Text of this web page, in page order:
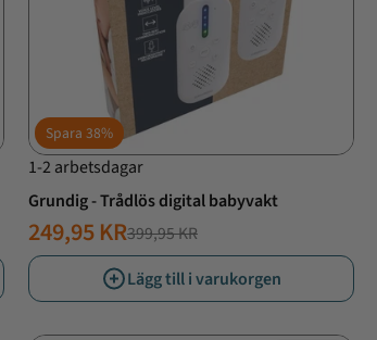
Spara 38%
1-2 arbetsdagar
Grundig - Trådlös digital babyvakt
NORMALT
PRIS
399,95 KR
ERBJUDANDE
PRIS
249,95 KR
Lägg till i varukorgen